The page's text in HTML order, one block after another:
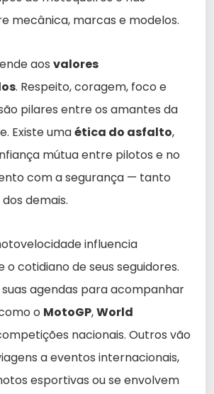
mecânica, marcas e modelos.
aos valores
. Respeito, coragem, foco e
pilares entre os amantes da
Existe umaética do asfalto,
mútua entre pilotos e no
com a segurança — tanto
demais.
influencia
cotidiano de seus seguidores.
agendas para acompanhar
o MotoGP,World
nacionais. Outros vão
a eventos internacionais,
esportivas ou se envolvem